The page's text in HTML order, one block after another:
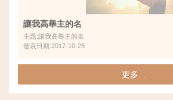
讓我高舉主的名
主題:讓我高舉主的名
發表日期:2017-10-25
更多...